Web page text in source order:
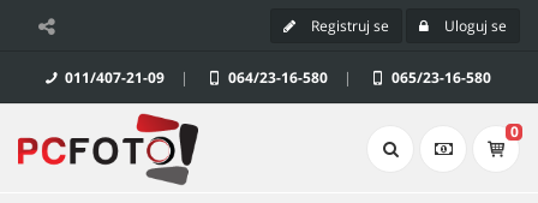
Registruj se Uloguj se
011/407-21-09 | 064/23-16-580 | 065/23-16-580
0